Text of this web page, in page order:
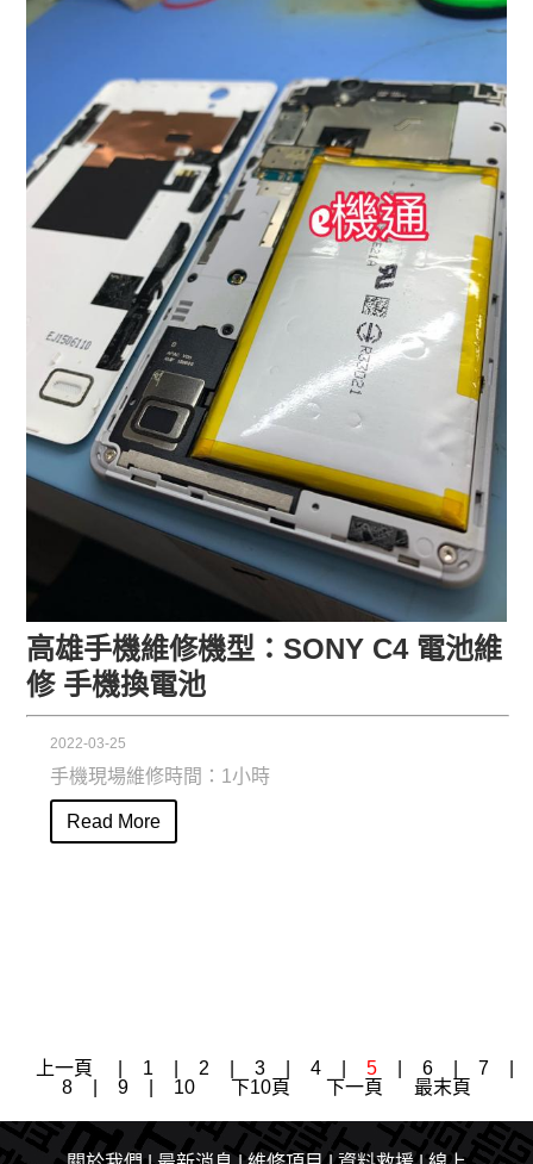
高雄手機維修機型：SONY C4 電池維
修 手機換電池
2022-03-25
手機現場維修時間：1小時
Read More
上一頁 1 2 3 4 5 6 7
8
9 10 下10頁 下一頁 最末頁